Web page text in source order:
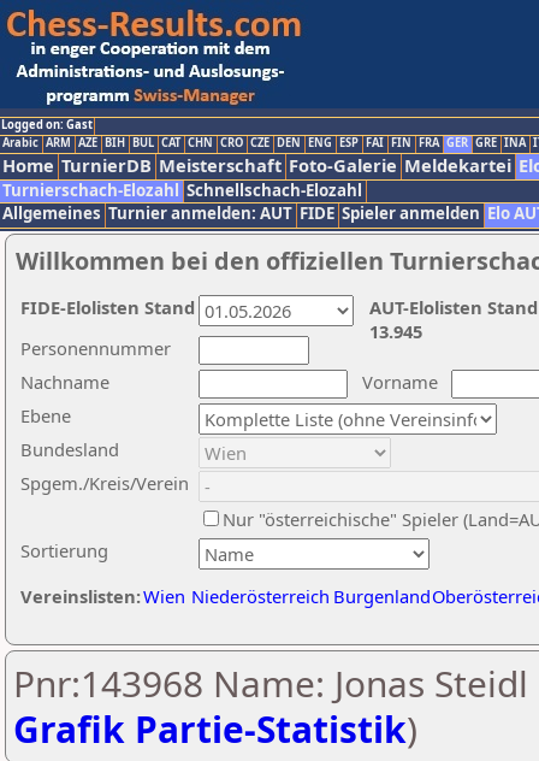
Logged on: Gast
Arabic ARM AZE BIH BUL CAT CHN CRO CZE DEN ENG ESP FAI FIN FRA GER GRE INA
Home TurnierDB Meisterschaft Foto-Galerie Meldekartei
Turnierschach-Elozahl Schnellschach-Elozahl
Allgemeines Turnier anmelden: AUT FIDE Spieler anmelden Elo
Willkommen bei den offiziellen
Nachname
Vorname
Ebene
Sortierung
Personennummer
Bundesland
Spgem./Kreis/Verein
Nur "österreichische" Spieler
Vereinslisten:Wien Niederösterreich Burgenland
AUT-Elolisten
13.945
FIDE-Elolisten Stand
Pnr:143968 Name: Jonas Steidl
Grafik Partie-Statistik)